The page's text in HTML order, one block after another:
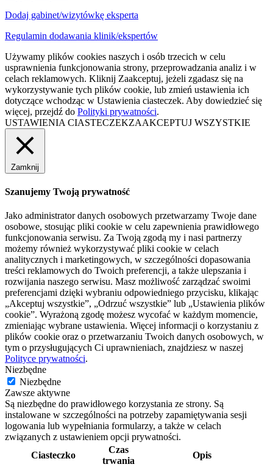
Dodaj gabinet/wizytówkę eksperta
Regulamin dodawania klinik/ekspertów
Używamy plików cookies naszych i osób trzecich w celu
usprawnienia funkcjonowania strony, przeprowadzania analiz i w
celach reklamowych. Kliknij Zaakceptuj, jeżeli zgadasz się na
wykorzystywanie tych plików cookie, lub zmień ustawienia ich
dotyczące wchodząc w Ustawienia ciasteczek. Aby dowiedzieć się
więcej, przejdź do Polityki prywatności.
USTAWIENIA CIASTECZEKZAAKCEPTUJ WSZYSTKIE
Zamknij
Szanujemy Twoją prywatność
Jako administrator danych osobowych przetwarzamy Twoje dane
osobowe, stosując pliki cookie w celu zapewnienia prawidłowego
funkcjonowania serwisu. Za Twoją zgodą my i nasi partnerzy
możemy również wykorzystywać pliki cookie w celach
analitycznych i marketingowych, w szczególności dopasowania
treści reklamowych do Twoich preferencji, a także ulepszania i
rozwijania naszego serwisu. Masz możliwość zarządzać swoimi
preferencjami dzięki wybraniu odpowiedniego przycisku, klikając
„Akceptuj wszystkie”, „Odrzuć wszystkie” lub „Ustawienia plików
cookie”. Wyrażoną zgodę możesz wycofać w każdym momencie,
zmieniając wybrane ustawienia. Więcej informacji o korzystaniu z
plików cookie oraz o przetwarzaniu Twoich danych osobowych, w
tym o przysługujących Ci uprawnieniach, znajdziesz w naszej
Polityce prywatności.
Niezbędne
Niezbędne
Zawsze aktywne
Są niezbędne do prawidłowego korzystania ze strony. Są
instalowane w szczególności na potrzeby zapamiętywania sesji
logowania lub wypełniania formularzy, a także w celach
związanych z ustawieniem opcji prywatności.
Ciasteczko
Czas
trwania
Opis